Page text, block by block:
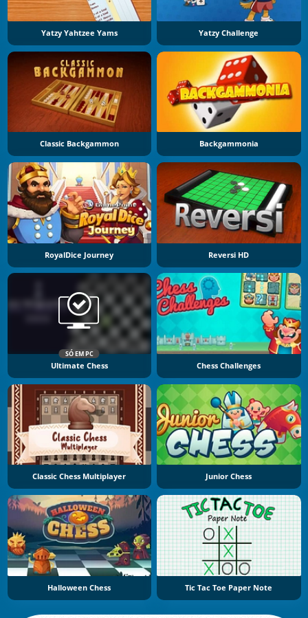
Yatzy Yahtzee Yams Yatzy Challenge
Classic Backgammon Backgammonia
RoyalDice Journey Reversi HD
SÓ EM PC
Ultimate Chess Chess Challenges
Classic Chess Multiplayer Junior Chess
Halloween Chess Tic Tac Toe Paper Note